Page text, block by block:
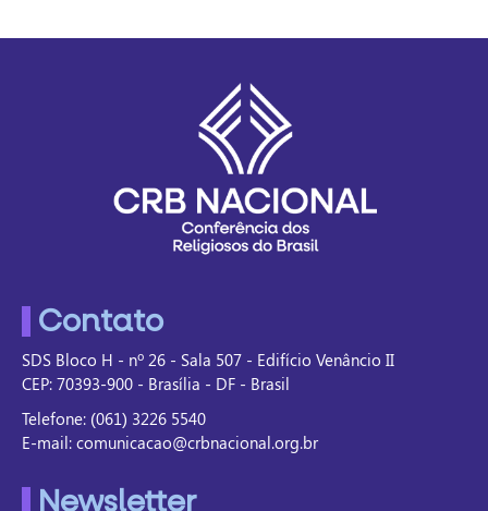
Contato
SDS Bloco H - nº 26 - Sala 507 - Edifício Venâncio II
CEP: 70393-900 - Brasília - DF - Brasil
Telefone: (061) 3226 5540
E-mail: comunicacao@crbnacional.org.br
Newsletter